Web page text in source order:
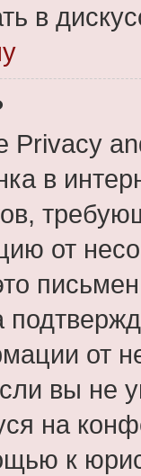
в
Privacy
в
от
от
вы не
на
к